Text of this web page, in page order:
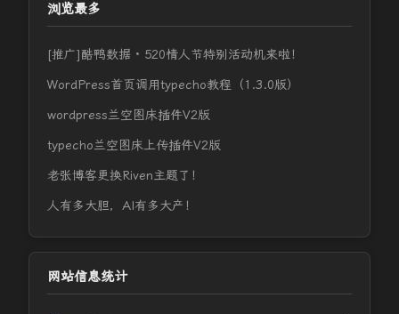
浏览最多
[推广]酷鸭数据 · 520情人节特别活动机来啦！
WordPress首页调用typecho教程（1.3.0版）
wordpress兰空图床插件V2版
typecho兰空图床上传插件V2版
老张博客更换Riven主题了！
人有多大胆，AI有多大产！
网站信息统计